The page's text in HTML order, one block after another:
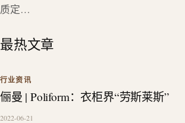
质定…
最热文章
行业资讯
俪曼 | Poliform：衣柜界“劳斯莱斯”
2022-06-21